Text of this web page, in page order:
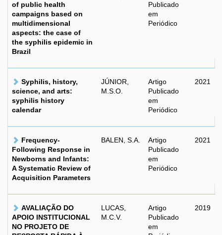
of public health
campaigns based on
multidimensional
aspects: the case of
the syphilis epidemic in
Brazil
Publicado
em
Periódico
Syphilis, history,
science, and arts:
syphilis history
calendar
JÚNIOR,
M.S.O.
Artigo
Publicado
em
Periódico
2021
Frequency-
Following Response in
Newborns and Infants:
A Systematic Review of
Acquisition Parameters
BALEN, S.A.
Artigo
Publicado
em
Periódico
2021
AVALIAÇÃO DO
APOIO INSTITUCIONAL
NO PROJETO DE
LUCAS,
M.C.V.
Artigo
Publicado
em
2019